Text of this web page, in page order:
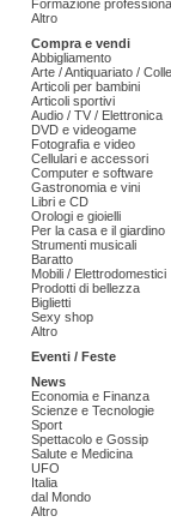
Formazione
Altro
Compra e vendi
Abbigliamento
Arte / Antiquariato /
Articoli per bambini
Articoli sportivi
Audio / TV / Elettronica
DVD e videogame
Fotografia e video
Cellulari e accessori
Computer e software
Gastronomia e vini
Libri e CD
Orologi e gioielli
Per la casa e il giardino
Strumenti musicali
Baratto
Mobili / Elettrodomestici
Prodotti di bellezza
Biglietti
Sexy shop
Altro
Eventi / Feste
News
Economia e Finanza
Scienze e Tecnologie
Sport
Spettacolo e Gossip
Salute e Medicina
UFO
Italia
dal Mondo
Altro